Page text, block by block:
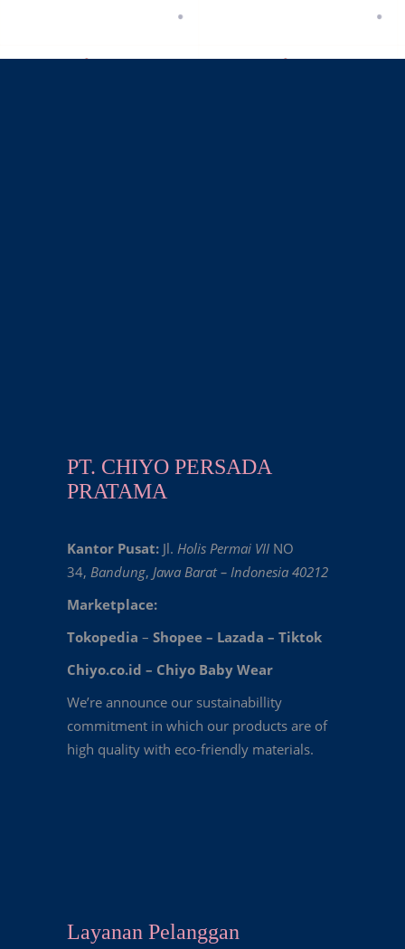
PT. CHIYO PERSADA
PRATAMA
Kantor Pusat: Jl. Holis Permai VII NO
34, Bandung, Jawa Barat – Indonesia 40212
Marketplace:
Tokopedia – Shopee – Lazada – Tiktok
Chiyo.co.id – Chiyo Baby Wear
We’re announce our sustainabillity
commitment in which our products are of
high quality with eco-friendly materials.
Layanan Pelanggan